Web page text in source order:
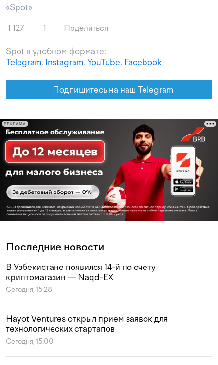
«Spot»
1 127 1 Поделиться
Spot в удобном формате:
Telegram, Instagram, YouTube, Facebook
Подпишитесь на наш Telegram
РЕКЛАМА
Последние новости
В Узбекистане появился 14-й по счету
криптомагазин — Naqd-EX
Сегодня, 15:28
Hayot Ventures открыл прием заявок для
технологических стартапов
Сегодня, 15:00